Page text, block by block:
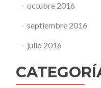
octubre 2016
septiembre 2016
julio 2016